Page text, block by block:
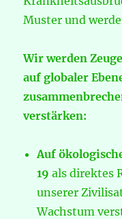
Muster und
Wir werden
auf globaler
verstärken:
Auf
19 als direktes
unserer
Wachstum